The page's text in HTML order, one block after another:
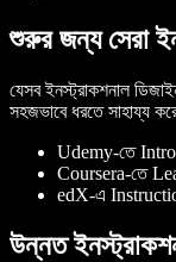
শুরুর জন্য সেরা
যেসব ইনস্ট্রাকশনাল
সহজভাবে ধরতে সাহায্য
Udemy-তে
Coursera-তে
edX-এ
উন্নত